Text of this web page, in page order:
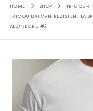
HOME SHOP TRICOURI
TRICOU BATMAN, REZISTENT LA
ALB/NEGRU #2